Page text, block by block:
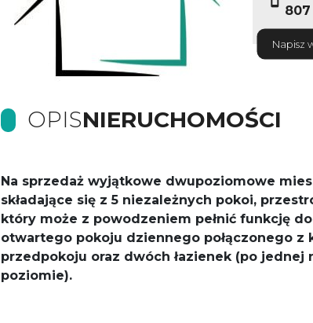
807
Napisz
OPISNIERUCHOMOŚCI
Na sprzedaż wyjątkowe dwupoziomowe
składające się z 5 niezależnych pokoi,
który może z powodzeniem pełnić funkcję
otwartego pokoju dziennego połączonego z
przedpokoju oraz dwóch łazienek (po jednej
poziomie).